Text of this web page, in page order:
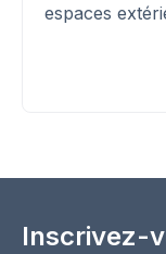
espaces
Inscrivez-